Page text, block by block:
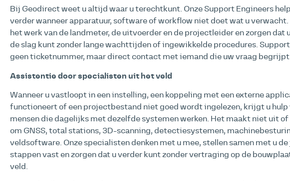
Bij Geodirect weet u altijd waar u terechtkunt. Onze Support Engineers
verder wanneer apparatuur, software of workflow niet doet wat u verwacht.
het werk van de landmeter, de uitvoerder en de projectleider en zorgen dat
de slag kunt zonder lange wachttijden of ingewikkelde procedures.
geen ticketnummer, maar direct contact met iemand die uw vraag
Assistentie door specialisten uit het veld
Wanneer u vastloopt in een instelling, een koppeling met een externe
functioneert of een projectbestand niet goed wordt ingelezen, krijgt u hulp
mensen die dagelijks met dezelfde systemen werken. Het maakt niet uit of
om GNSS, total stations, 3D-scanning, detectiesystemen,
veldsoftware. Onze specialisten denken met u mee, stellen samen met u
stappen vast en zorgen dat u verder kunt zonder vertraging op de
veld.